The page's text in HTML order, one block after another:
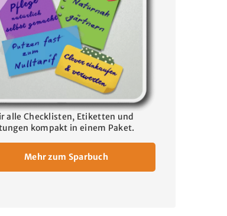
alle Checklisten, Etiketten und
kompakt in einem Paket.
Mehr zum Sparbuch